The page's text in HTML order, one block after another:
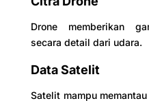
Drone memberikan
secara detail dari udara.
Data Satelit
Satelit mampu